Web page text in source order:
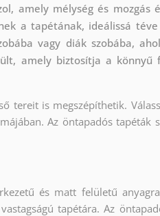
amely mélység és mozgás
a tapétának, ideálissá
vagy diák szobába,
amely biztosítja a könnyű
tereit is megszépíthetik.
Az öntapadós tapéták
és matt felületű
tapétára. Az